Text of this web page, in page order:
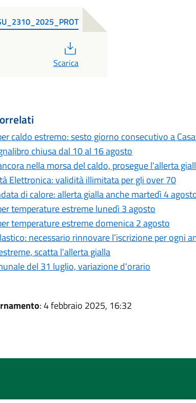
Scarica
caldo estremo: sesto giorno consecutivo a
chiusa dal 10 al 16 agosto
nella morsa del caldo, prosegue l'allerta
Elettronica: validità illimitata per gli over 70
di calore: allerta gialla anche martedì 4
temperature estreme lunedì 3 agosto
temperature estreme domenica 2 agosto
necessario rinnovare l’iscrizione per ogni
scatta l'allerta gialla
del 31 luglio, variazione d'orario
: 4 febbraio 2025, 16:32